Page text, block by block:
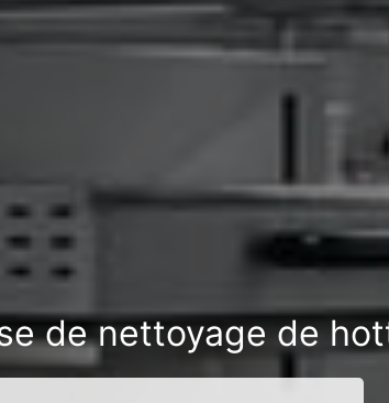
de nettoyage de